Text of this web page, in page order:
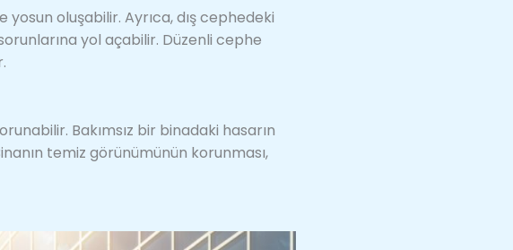
oluşabilir. Ayrıca, dış cephedeki
yol açabilir. Düzenli cephe
Bakımsız bir binadaki hasarın
temiz görünümünün korunması,